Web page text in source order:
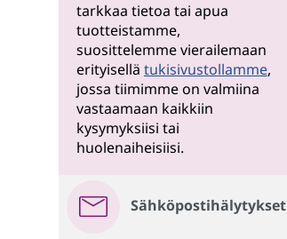
tarkkaa tietoa tai apua
tuotteistamme,
suosittelemme vierailemaan
erityisellä tukisivustollamme,
jossa tiimimme on valmiina
vastaamaan kaikkiin
kysymyksiisi tai
huolenaiheisiisi.
Sähköpostihälytykset